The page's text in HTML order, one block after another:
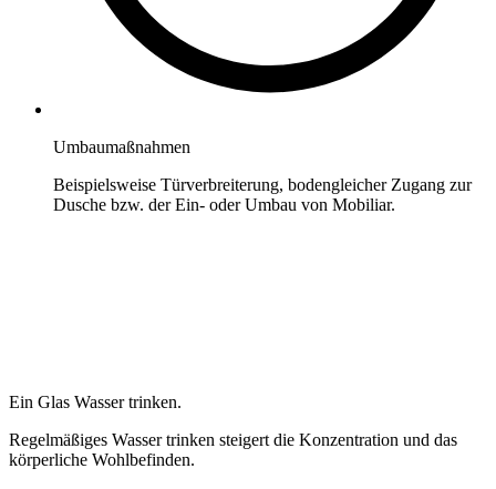
Umbaumaßnahmen
Beispielsweise Türverbreiterung, bodengleicher Zugang zur
Dusche bzw. der Ein- oder Umbau von Mobiliar.
Ein Glas Wasser trinken.
Regelmäßiges Wasser trinken steigert die Konzentration und das
körperliche Wohlbefinden.